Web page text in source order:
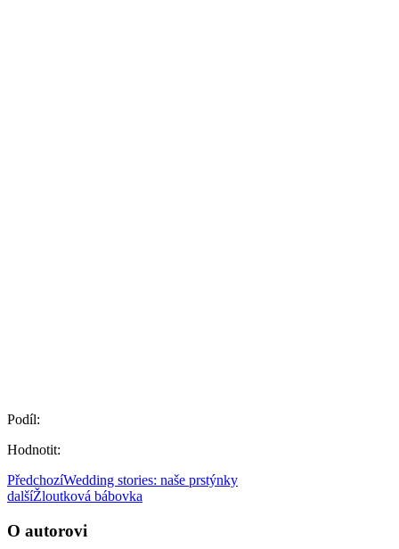
Podíl:
Hodnotit:
PředchozíWedding stories: naše prstýnky
dalšíŽloutková bábovka
O autorovi